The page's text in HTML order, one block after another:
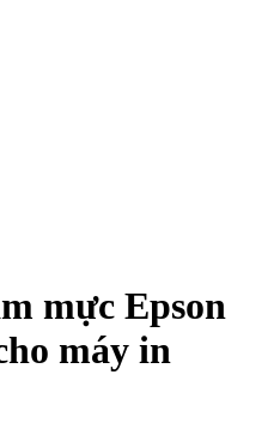
mực Epson
máy in